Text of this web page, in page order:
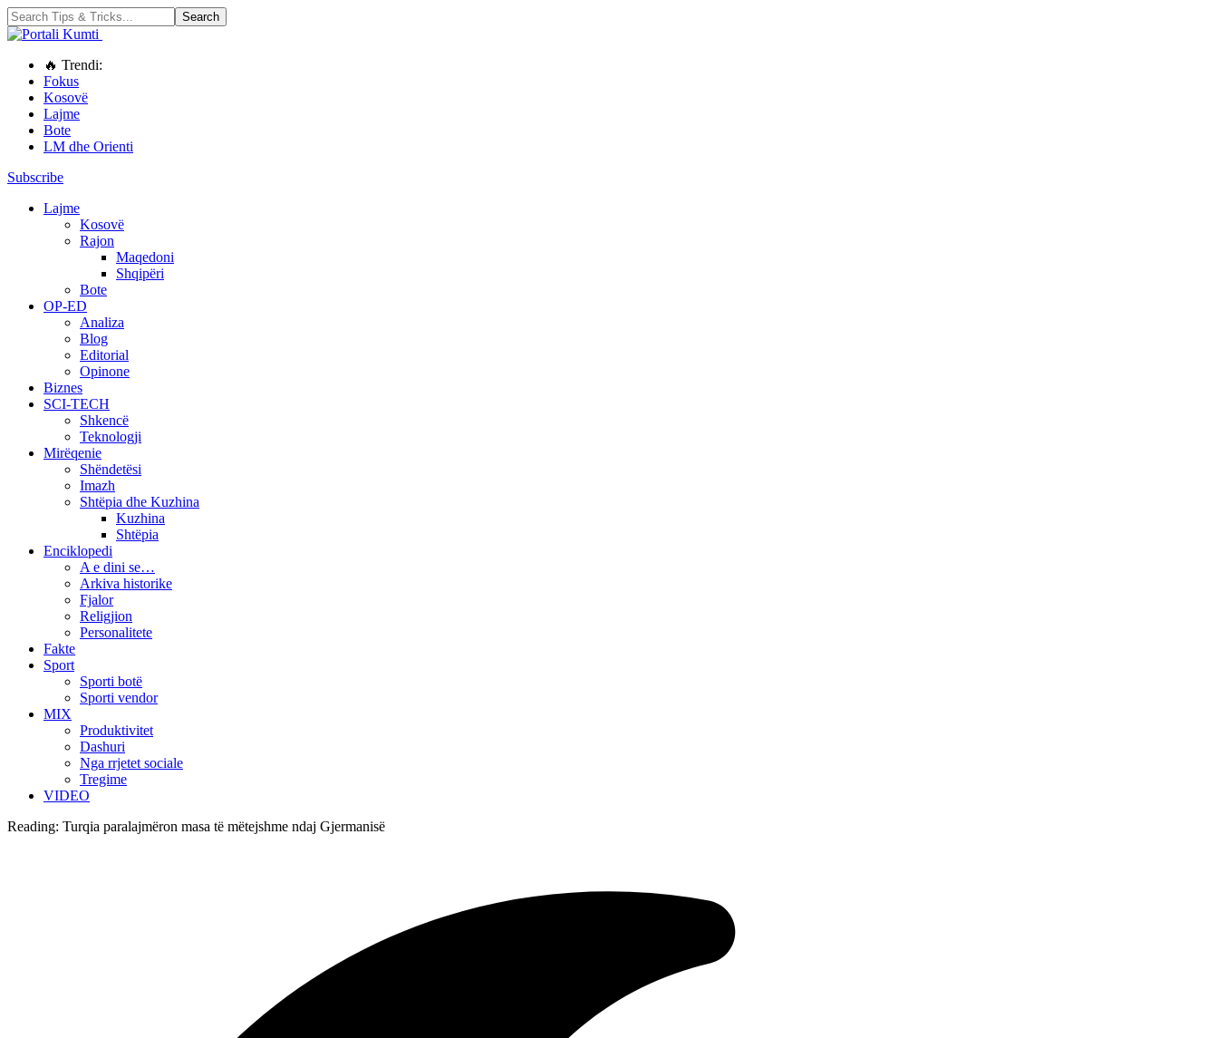
🔥 Trendi:
Fokus
Kosovë
Lajme
Bote
LM dhe Orienti
Subscribe
Lajme
Kosovë
Rajon
Maqedoni
Shqipëri
Bote
OP-ED
Analiza
Blog
Editorial
Opinone
Biznes
SCI-TECH
Shkencë
Teknologji
Mirëqenie
Shëndetësi
Imazh
Shtëpia dhe Kuzhina
Kuzhina
Shtëpia
Enciklopedi
A e dini se…
Arkiva historike
Fjalor
Religjion
Personalitete
Fakte
Sport
Sporti botë
Sporti vendor
MIX
Produktivitet
Dashuri
Nga rrjetet sociale
Tregime
VIDEO
Reading: Turqia paralajmëron masa të mëtejshme ndaj Gjermanisë